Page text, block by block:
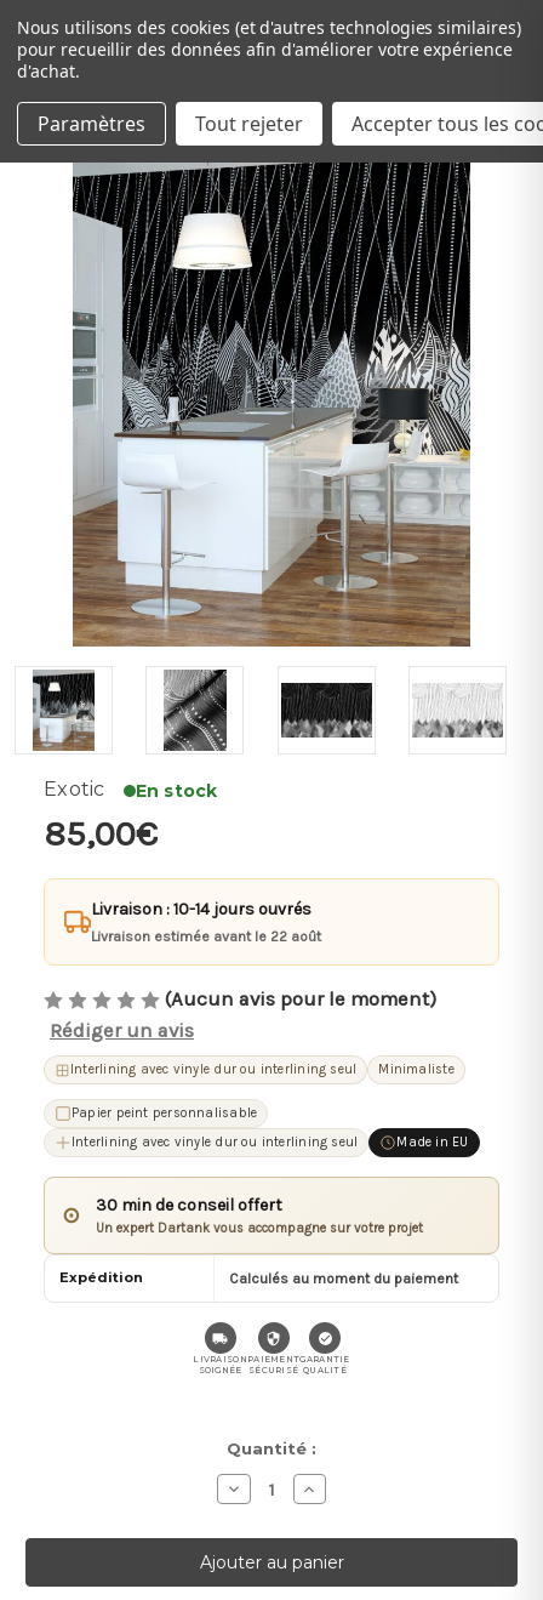
Passer au contenu principal
Exotic En stock
85,00€
Livraison : 10-14 jours ouvrés
Livraison estimée avant le 22 août
(Aucun avis pour le moment)
Rédiger un avis
Interlining avec vinyle dur ou interlining seul Minimaliste
Papier peint personnalisable
Interlining avec vinyle dur ou interlining seul
Made in EU
⊙ 30 min de conseil offert
Un expert Dartank vous accompagne sur votre projet
Expédition Calculés au moment du paiement
LIVRAISON
SOIGNÉE
PAIEMENT
SÉCURISÉ
GARANTIE
QUALITÉ
Quantité :
Diminuer
la
pour
Exotic
Augmenter
la
pour
Exotic
Nous utilisons des cookies (et d'autres technologies similaires)
pour recueillir des données afin d'améliorer votre expérience
d'achat.
Paramètres Tout rejeter Accepter tous les